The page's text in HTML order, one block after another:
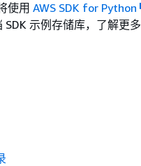
使用 AWS SDK for Python
SDK 示例存储库，了解更多